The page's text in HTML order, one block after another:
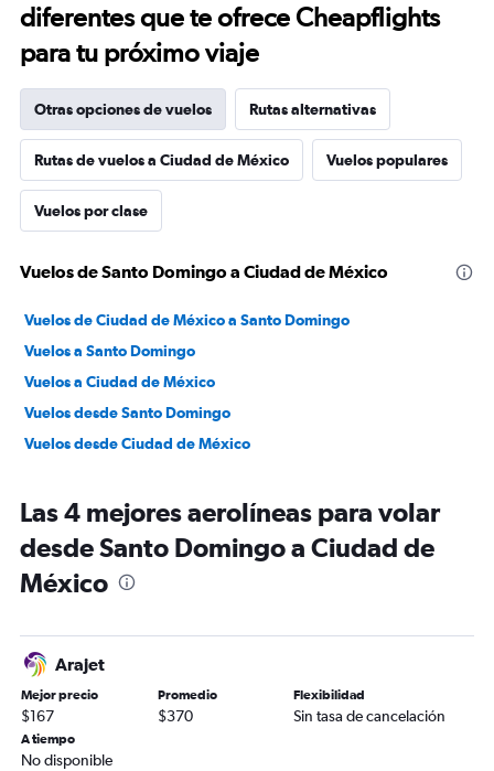
diferentes que te ofrece Cheapflights
para tu próximo viaje
Otras opciones de vuelos Rutas alternativas
Rutas de vuelos a Ciudad de México Vuelos populares
Vuelos por clase
Vuelos de Santo Domingo a Ciudad de México
Vuelos de Ciudad de México a Santo Domingo
Vuelos a Santo Domingo
Vuelos a Ciudad de México
Vuelos desde Santo Domingo
Vuelos desde Ciudad de México
Las 4 mejores aerolíneas para volar
desde Santo Domingo a Ciudad de
México
Arajet
Mejor precio
$167
Promedio
$370
Flexibilidad
Sin tasa de cancelación
A tiempo
No disponible